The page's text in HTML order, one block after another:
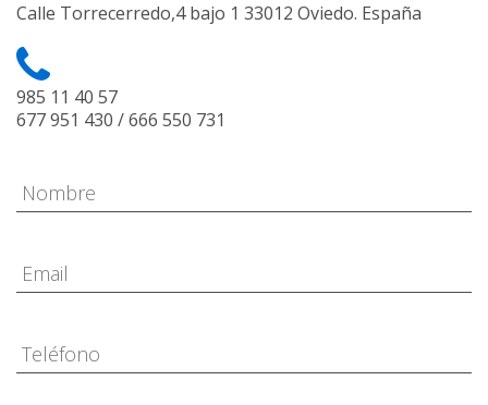
Calle Torrecerredo,4 bajo 1 33012 Oviedo. España
985 11 40 57
677 951 430 / 666 550 731